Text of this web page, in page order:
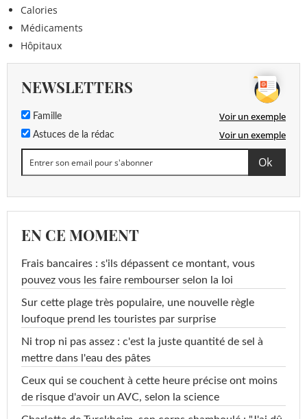
Calories
Médicaments
Hôpitaux
NEWSLETTERS
Famille Voir un exemple
Astuces de la rédac Voir un exemple
EN CE MOMENT
Frais bancaires : s'ils dépassent ce montant, vous
pouvez vous les faire rembourser selon la loi
Sur cette plage très populaire, une nouvelle règle
loufoque prend les touristes par surprise
Ni trop ni pas assez : c'est la juste quantité de sel à
mettre dans l'eau des pâtes
Ceux qui se couchent à cette heure précise ont moins
de risque d'avoir un AVC, selon la science